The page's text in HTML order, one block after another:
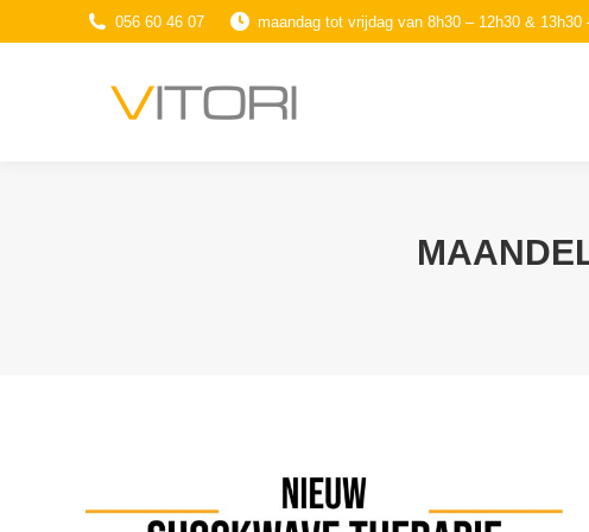
056 60 46 07 maandag tot vrijdag van 8h30 – 12h30 & 13h30